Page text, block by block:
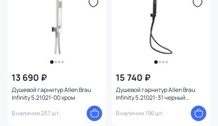
13 690 ₽
Душевой гарнитур Allen Brau
Infinity 5.21021-00 хром
В наличии 257 шт.
15 740 ₽
Душевой гарнитур Allen Brau
Infinity 5.21021-31 черный
В наличии 196 шт.